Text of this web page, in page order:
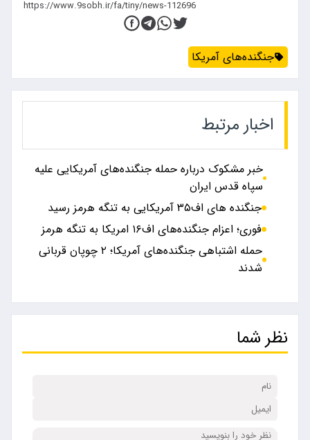
جنگنده‌های آمریکا
اخبار مرتبط
خبر مشکوک درباره حمله جنگنده‌های آمریکایی علیه
سپاه قدس ایران
جنگنده های اف۳۵ آمریکایی به تنگه هرمز رسید
فوری؛ اعزام جنگنده‌های اف۱۶ امریکا به تنگه هرمز
حمله اشتباهی جنگنده‌های آمریکا؛ ۲ چوپان قربانی
شدند
نظر شما